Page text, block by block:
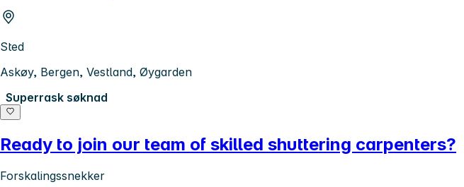
Sted
Askøy, Bergen, Vestland, Øygarden
Superrask søknad
Ready to join our team of skilled shuttering carpenters?
Forskalingssnekker